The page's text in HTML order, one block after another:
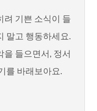
려 기쁜 소식이 들
말고 행동하세요.
을 들으면서, 정서
를 바래보아요.